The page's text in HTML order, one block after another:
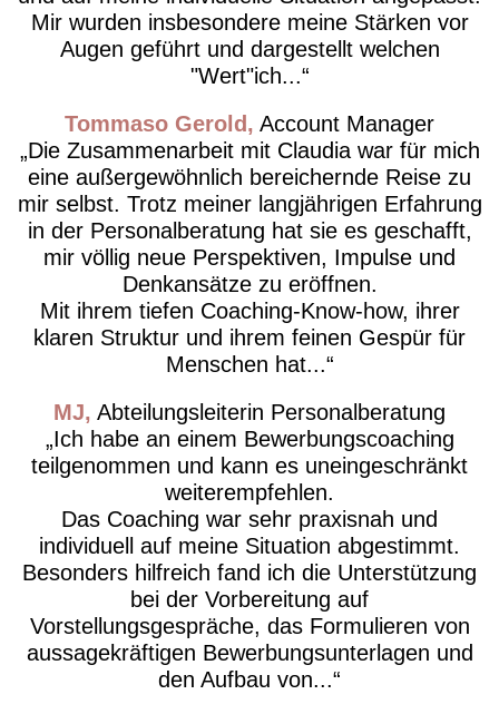
Mir wurden insbesondere meine Stärken vor
Augen geführt und dargestellt welchen
"Wert"ich...
Tommaso Gerold
Account Manager
Die Zusammenarbeit mit Claudia war für mich
eine außergewöhnlich bereichernde Reise zu
mir selbst. Trotz meiner langjährigen Erfahrung
in der Personalberatung hat sie es geschafft,
mir völlig neue Perspektiven, Impulse und
Denkansätze zu eröffnen.
Mit ihrem tiefen Coaching-Know-how, ihrer
klaren Struktur und ihrem feinen Gespür für
Menschen hat...
MJ Abteilungsleiterin Personalberatung
Ich habe an einem Bewerbungscoaching
teilgenommen und kann es uneingeschränkt
weiterempfehlen.
Das Coaching war sehr praxisnah und
individuell auf meine Situation abgestimmt.
Besonders hilfreich fand ich die Unterstützung
bei der Vorbereitung auf
Vorstellungsgespräche, das Formulieren von
aussagekräftigen Bewerbungsunterlagen und
den Aufbau von...